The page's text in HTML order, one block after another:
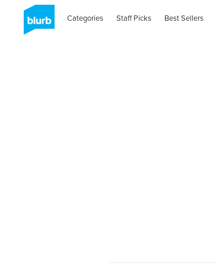
Categories Staff Picks Best Sellers